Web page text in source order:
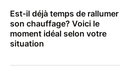
Est-il déjà temps de rallumer
son chauffage? Voici le
moment idéal selon votre
situation